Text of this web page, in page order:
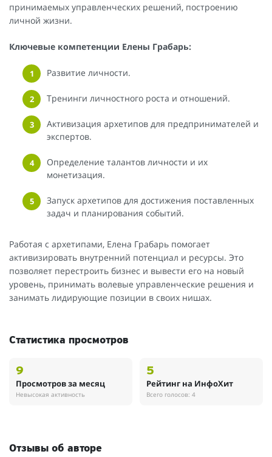
принимаемых управленческих решений, построению
личной жизни.
Ключевые компетенции Елены Грабарь:
Развитие личности.
Тренинги личностного роста и отношений.
Активизация архетипов для предпринимателей и
экспертов.
Определение талантов личности и их
монетизация.
Запуск архетипов для достижения поставленных
задач и планирования событий.
Работая с архетипами, Елена Грабарь помогает
активизировать внутренний потенциал и ресурсы. Это
позволяет перестроить бизнес и вывести его на новый
уровень, принимать волевые управленческие решения и
занимать лидирующие позиции в своих нишах.
Статистика просмотров
9
Просмотров за месяц
Невысокая активность
5
Рейтинг на ИнфоХит
Всего голосов: 4
Отзывы об авторе